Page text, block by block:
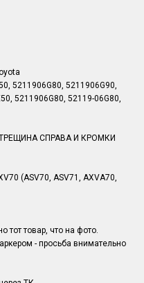
5211906G80, 5211906G90,
5211906G80, 52119-06G80,
СПРАВА И КРОМКИ
(ASV70, ASV71, AXVA70,
тот товар, что на фото.
- просьба внимательно